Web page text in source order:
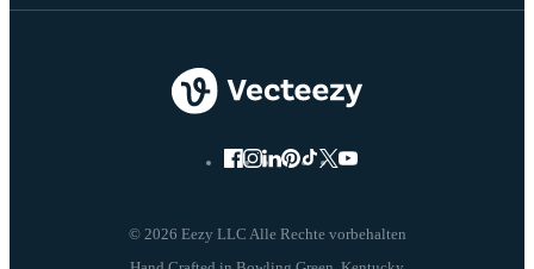
© 2026 Eezy LLC Alle Rechte vorbehalten